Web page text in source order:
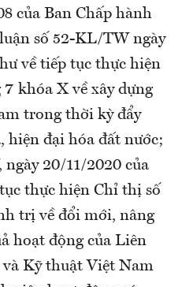
của Ban Chấp hành
số 52-KL/TW ngày
về tiếp tục thực hiện
khóa X về xây dựng
trong thời kỳ đẩy
hiện đại hóa đất nước;
20/11/2020 của
thực hiện Chỉ thị số
trị về đổi mới, nâng
hoạt động của Liên
Kỹ thuật Việt Nam